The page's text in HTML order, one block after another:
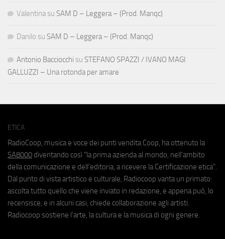
Valentina su SAM D – Leggera – (Prod. Manqc)
Danilo su SAM D – Leggera – (Prod. Manqc)
Antonio Bacciocchi su STEFANO SPAZZI / IVANO MAGI
GALLUZZI – Una rotonda per amare
ETICA
RadioCoop, musica e voce dei punti vendita Coop, ha ottenuto la
SA8000 diventando così "la prima azienda al mondo, nell'ambito
della comunicazione e dell'editoria, a ricevere la Certificazione etica".
Dal punto di vista artistico e culturale, Radiocoop vanta un primato:
ascolta tutto quello che viene inviato in redazione, e appena può, lo
recensisce, e in alcuni casi, chiede collaborazione agli artisti.
Radiocoop sostiene l'arte, la cultura e la musica di ogni genere.